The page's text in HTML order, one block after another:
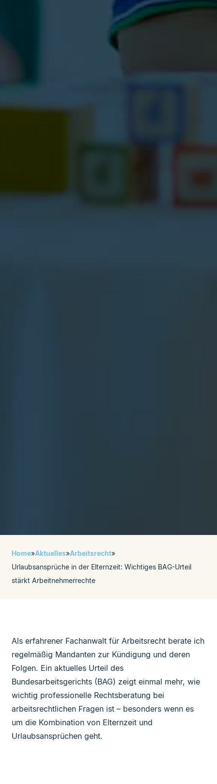
Home»Aktuelles»Arbeitsrecht»
Urlaubsansprüche in der Elternzeit: Wichtiges BAG-Urteil
stärkt Arbeitnehmerrechte
Als erfahrener Fachanwalt für Arbeitsrecht berate ich
regelmäßig Mandanten zur Kündigung und deren
Folgen. Ein aktuelles Urteil des
Bundesarbeitsgerichts (BAG) zeigt einmal mehr, wie
wichtig professionelle Rechtsberatung bei
arbeitsrechtlichen Fragen ist – besonders wenn es
um die Kombination von Elternzeit und
Urlaubsansprüchen geht.